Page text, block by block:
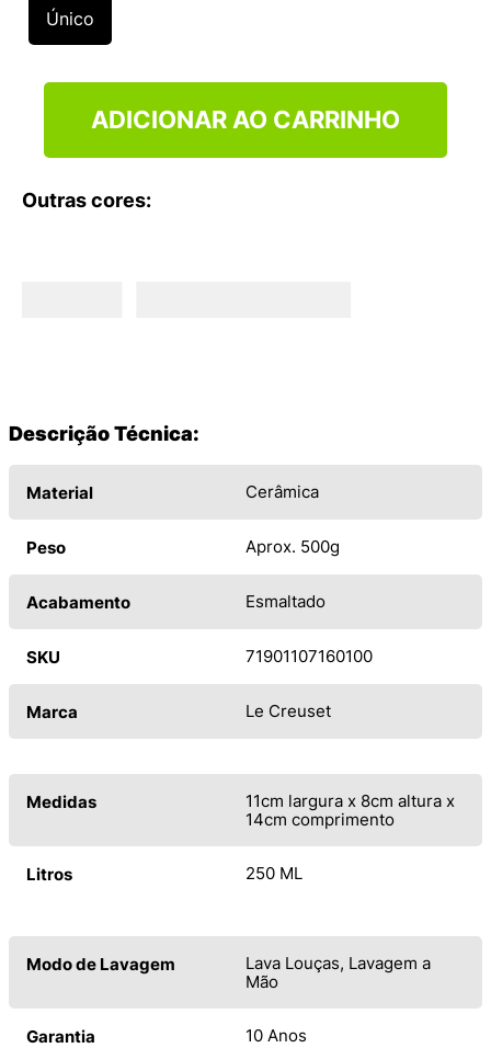
Único
ADICIONAR AO CARRINHO
Outras cores:
Descrição Técnica:
Material Cerâmica
Peso Aprox. 500g
Acabamento Esmaltado
SKU 71901107160100
Marca Le Creuset
Medidas
11cm largura x 8cm altura x
14cm comprimento
Litros 250 ML
Modo de Lavagem
Lava Louças, Lavagem a
Mão
Garantia 10 Anos
º
VANS TÊNIS VANS ULTRARANGE
10º NEW BALANCE 204L